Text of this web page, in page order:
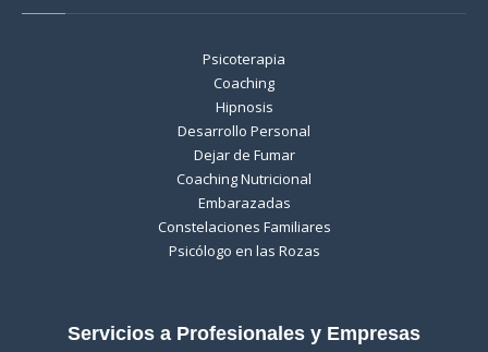
Psicoterapia
Coaching
Hipnosis
Desarrollo Personal
Dejar de Fumar
Coaching Nutricional
Embarazadas
Constelaciones Familiares
Psicólogo en las Rozas
Servicios a Profesionales y Empresas